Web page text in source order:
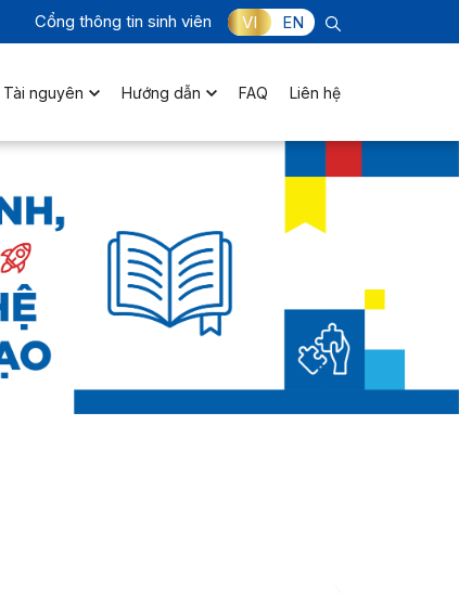
Cổng thông tin sinh viên VI EN
Tài nguyên Hướng dẫn FAQ Liên hệ